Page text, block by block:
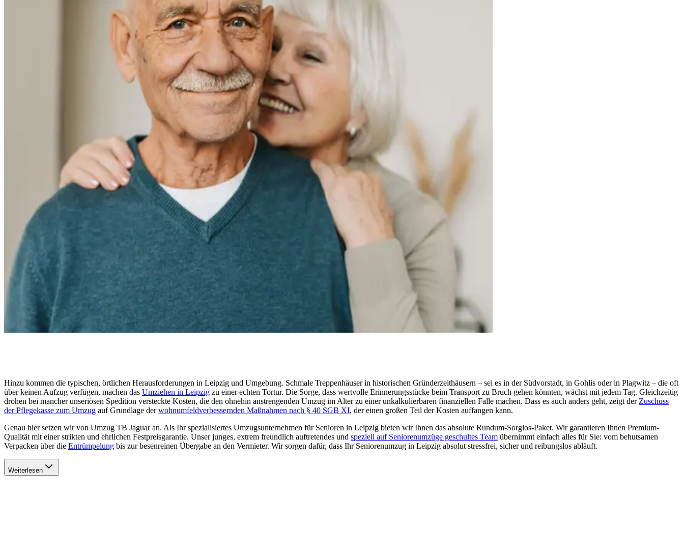
Hinzu kommen die typischen, örtlichen Herausforderungen in Leipzig und Umgebung. Schmale Treppenhäuser in historischen Gründerzeithäusern – sei es in der Südvorstadt, in Gohlis oder in Plagwitz – die oft
über keinen Aufzug verfügen, machen das Umziehen in Leipzig zu einer echten Tortur. Die Sorge, dass wertvolle Erinnerungsstücke beim Transport zu Bruch gehen könnten, wächst mit jedem Tag. Gleichzeitig
drohen bei mancher unseriösen Spedition versteckte Kosten, die den ohnehin anstrengenden Umzug im Alter zu einer unkalkulierbaren finanziellen Falle machen. Dass es auch anders geht, zeigt der Zuschuss
der Pflegekasse zum Umzug auf Grundlage derwohnumfeldverbessernden Maßnahmen nach § 40 SGB XI, der einen großen Teil der Kosten auffangen kann.
Genau hier setzen wir von Umzug TB Jaguar an. Als Ihr spezialisiertes Umzugsunternehmen für Senioren in Leipzig bieten wir Ihnen das absolute Rundum-Sorglos-Paket. Wir garantieren Ihnen Premium-
Qualität mit einer strikten und ehrlichen Festpreisgarantie. Unser junges, extrem freundlich auftretendes und speziell auf Seniorenumzüge geschultes Team übernimmt einfach alles für Sie: vom behutsamen
Verpacken über die Entrümpelung bis zur besenreinen Übergabe an den Vermieter. Wir sorgen dafür, dass Ihr Seniorenumzug in Leipzig absolut stressfrei, sicher und reibungslos abläuft.
Weiterlesen